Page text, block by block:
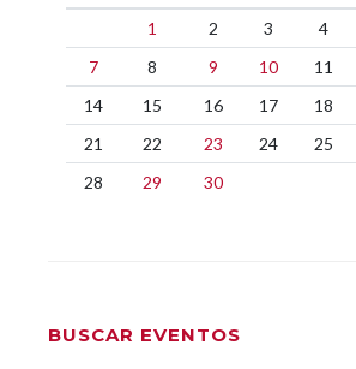
1
2 3 4
7
8 9 10 11
14
15 16 17 18
21
22 23 24 25
28
29 30
BUSCAR EVENTOS